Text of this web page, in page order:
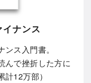
ナンス
ス入門書。
んで挫折した方に
12万部）